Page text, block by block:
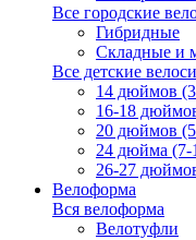
Все городские
Гибридные
Складные и
Все детские
14 дюймов
16-18
20 дюймов
24 дюйма (7-
26-27
Велоформа
Вся велоформа
Велотуфли